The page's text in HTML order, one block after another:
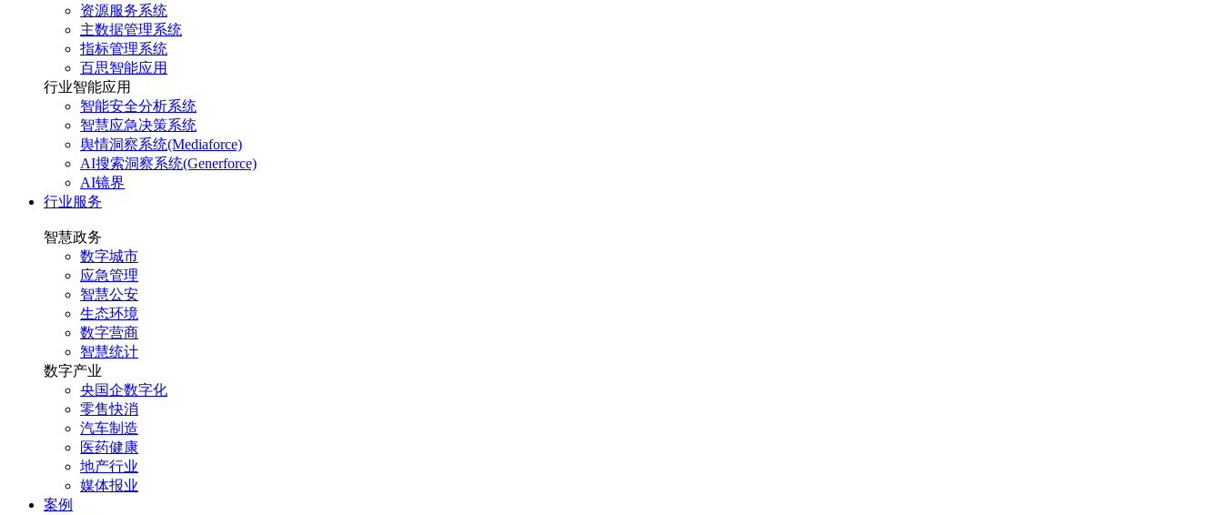
资源服务系统
主数据管理系统
指标管理系统
百思智能应用
行业智能应用
智能安全分析系统
智慧应急决策系统
舆情洞察系统(Mediaforce)
AI搜索洞察系统(Generforce)
AI镜界
行业服务
智慧政务
数字城市
应急管理
智慧公安
生态环境
数字营商
智慧统计
数字产业
央国企数字化
零售快消
汽车制造
医药健康
地产行业
媒体报业
案例